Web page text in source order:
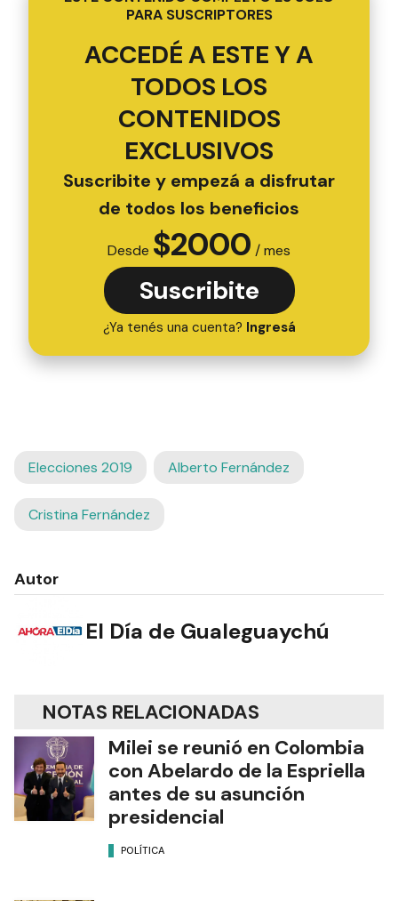
PARA SUSCRIPTORES
ACCEDÉ A ESTE Y A
TODOS LOS
CONTENIDOS
EXCLUSIVOS
Suscribite y empezá a disfrutar
de todos los beneficios
Desde $2000 / mes
Suscribite
¿Ya tenés una cuenta? Ingresá
Elecciones 2019 Alberto Fernández
Cristina Fernández
Autor
El Día de Gualeguaychú
NOTAS RELACIONADAS
Milei se reunió en Colombia
con Abelardo de la Espriella
antes de su asunción
presidencial
POLÍTICA